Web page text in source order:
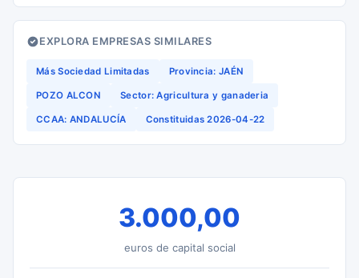
EXPLORA EMPRESAS SIMILARES
Más Sociedad Limitadas Provincia: JAÉN
POZO ALCON Sector: Agricultura y ganaderia
CCAA: ANDALUCÍA Constituidas 2026-04-22
3.000,00
euros de capital social